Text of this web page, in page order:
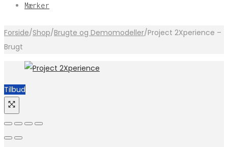
Mærker
Forside/Shop/Brugte og Demomodeller/Project 2Xperience –
Brugt
Tilbud